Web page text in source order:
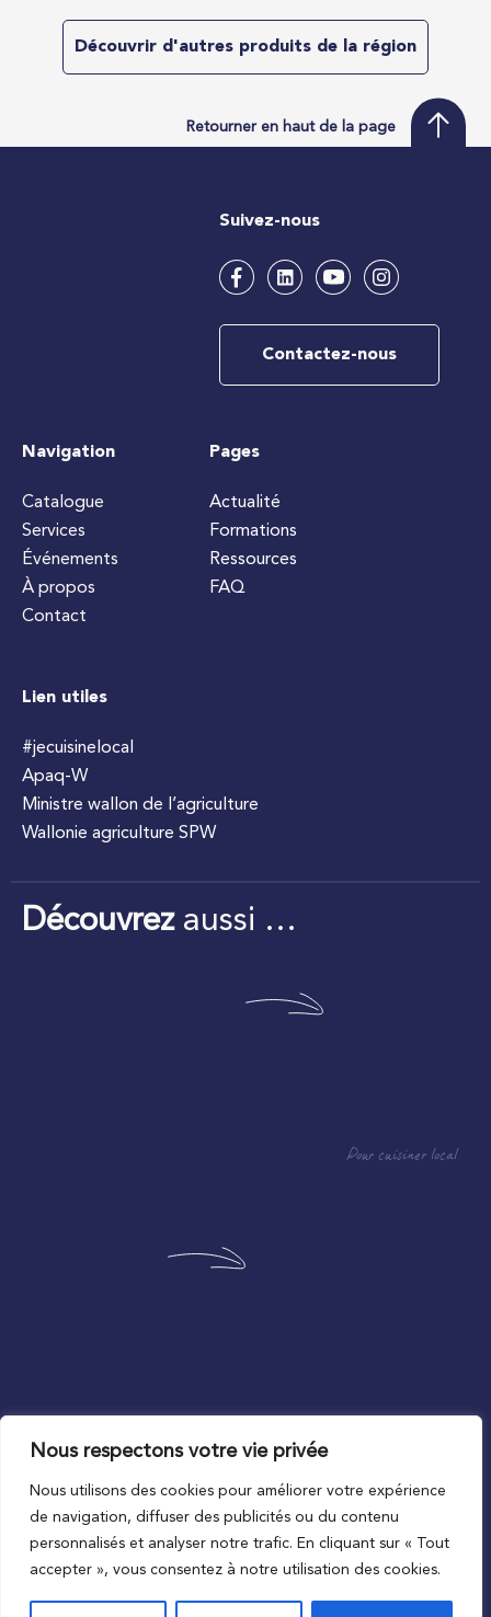
Nous respectons votre vie privée
Nous utilisons des cookies pour améliorer votre expérience
de navigation, diffuser des publicités ou du contenu
personnalisés et analyser notre trafic. En cliquant sur « Tout
accepter », vous consentez à notre utilisation des cookies.
Découvrir d'autres produits de la région
Retourner en haut de la page
Suivez-nous
Contactez-nous
Navigation
Catalogue
Services
Événements
À propos
Contact
Pages
Actualité
Formations
Ressources
FAQ
Lien utiles
#jecuisinelocal
Apaq-W
Ministre wallon de l’agriculture
Wallonie agriculture SPW
Découvrezaussi …
Pour cuisiner local
Au plus proche du local